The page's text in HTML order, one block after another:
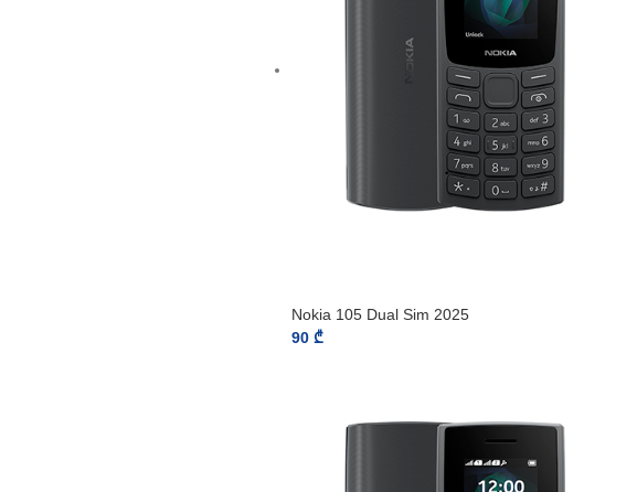
Nokia 105 Dual Sim 2025
90 ₾